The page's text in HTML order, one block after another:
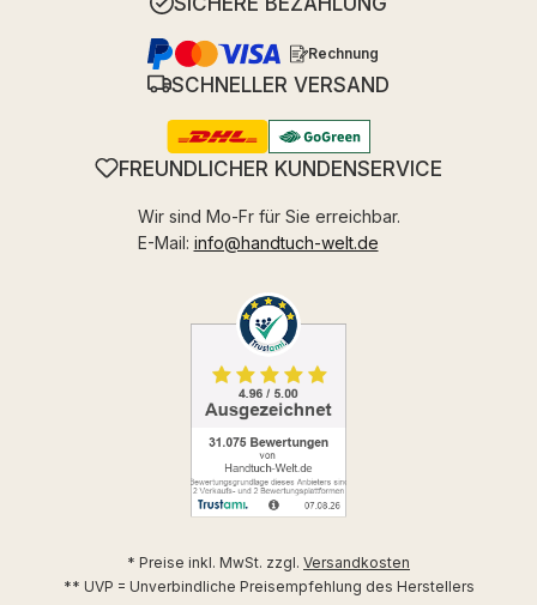
Rechnung
SCHNELLER VERSAND
FREUNDLICHER KUNDENSERVICE
Wir sind Mo-Fr für Sie erreichbar.
E-Mail: info@handtuch-welt.de
* Preise inkl. MwSt. zzgl. Versandkosten
** UVP = Unverbindliche Preisempfehlung des Herstellers